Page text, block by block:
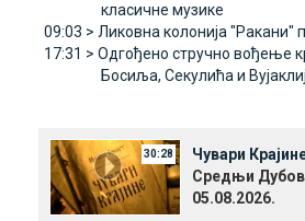
класичне музике
09:03 > Ликовна колонија "Ракани"
17:31 > Одгођено стручно вођење
Босиља, Секулића и
30:28
Чувари
Средњи
05.08.2026.